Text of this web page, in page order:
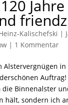
friendz
Kalischefski |
| 1 Kommentar
Alstervergnügen
Binnenalster
hält, sondern ich